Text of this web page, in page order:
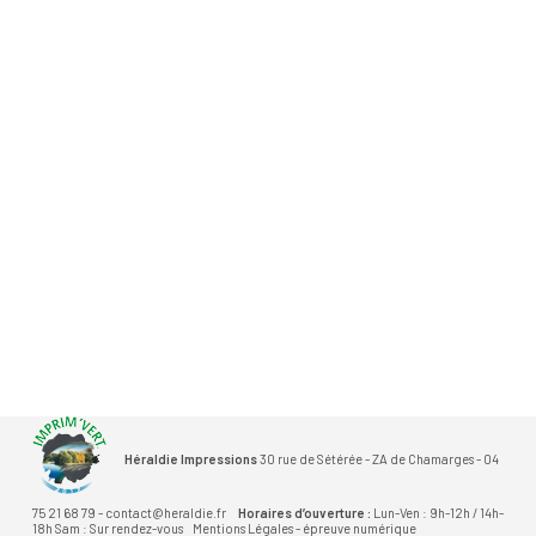
Héraldie Impressions30 rue de Sétérée - ZA de Chamarges - 04
75 21 68 79 - contact@heraldie.fr Horaires d’ouverture : Lun-Ven : 9h-12h / 14h-
18h Sam : Sur rendez-vous
Mentions Légales- épreuve numérique